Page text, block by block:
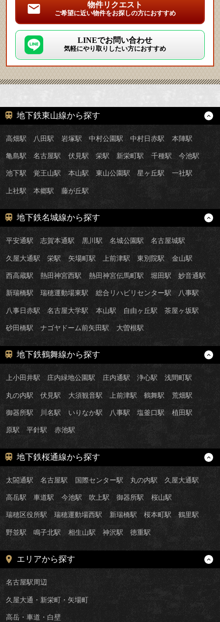
物件リクエスト
ご希望に近い物件をお探しの方におすすめ
LINEでお問い合わせ
気軽にやり取りしたい方におすすめ
地下鉄東山線から探す
高畑駅 八田駅 岩塚駅 中村公園駅 中村日赤駅 本陣駅
亀島駅 名古屋駅 伏見駅 栄駅 新栄町駅 千種駅 今池駅
池下駅 覚王山駅 本山駅 東山公園駅 星ヶ丘駅 一社駅
上社駅 本郷駅 藤が丘駅
地下鉄名城線から探す
平安通駅 志賀本通駅 黒川駅 名城公園駅 名古屋城駅
久屋大通駅 栄駅 矢場町駅 上前津駅 東別院駅 金山駅
西高蔵駅 熱田神宮西駅 熱田神宮伝馬町駅 堀田駅 妙音通駅
新瑞橋駅 瑞穂運動場東駅 総合リハビリセンター駅 八事駅
八事日赤駅 名古屋大学駅 本山駅 自由ヶ丘駅 茶屋ヶ坂駅
砂田橋駅 ナゴヤドーム前矢田駅 大曽根駅
地下鉄鶴舞線から探す
上小田井駅 庄内緑地公園駅 庄内通駅 浄心駅 浅間町駅
丸の内駅 伏見駅 大須観音駅 上前津駅 鶴舞駅 荒畑駅
御器所駅 川名駅 いりなか駅 八事駅 塩釜口駅 植田駅
原駅 平針駅 赤池駅
地下鉄桜通線から探す
太閤通駅 名古屋駅 国際センター駅 丸の内駅 久屋大通駅
高岳駅 車道駅 今池駅 吹上駅 御器所駅 桜山駅
瑞穂区役所駅 瑞穂運動場西駅 新瑞橋駅 桜本町駅 鶴里駅
野並駅 鳴子北駅 相生山駅 神沢駅 徳重駅
エリアから探す
名古屋駅周辺
久屋大通・新栄町・矢場町
高岳・車道・白壁